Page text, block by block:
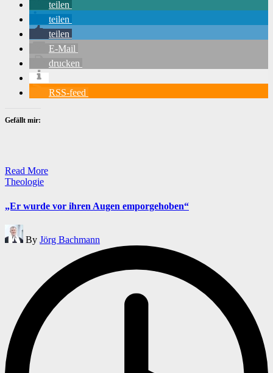
teilen
teilen
teilen
E-Mail
drucken
RSS-feed
Gefällt mir:
Read More
Posted
Theologie
„Er wurde vor ihren Augen emporgehoben“
Posted
by
By Jörg Bachmann